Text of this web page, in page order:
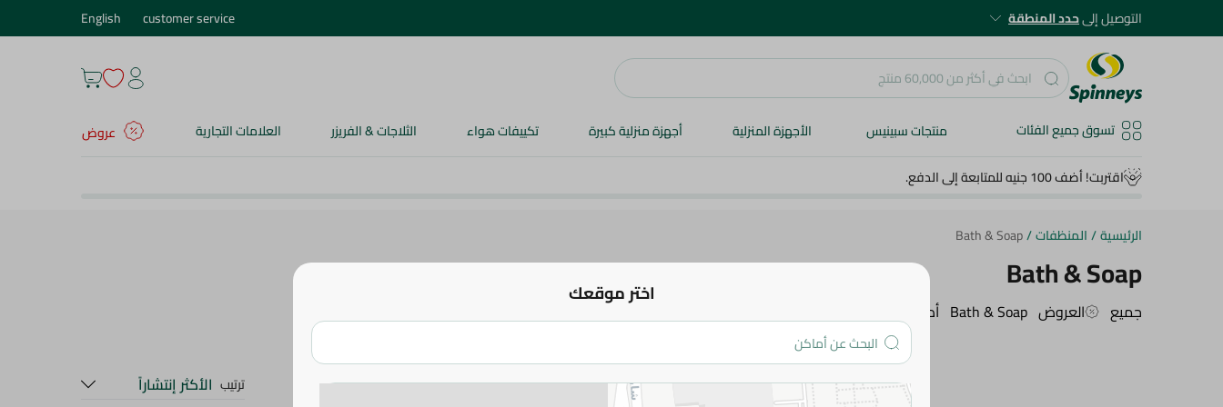
التوصيل إلىحدد المنطقة customer service
English
تسوق جميع الفئات منتجات سبينيس الأجهزة المنزلية أجهزة منزلية كبيرة تكييفات هواء الثلاجات & الفريزر العلامات التجارية
عروض
اقتربت! أضف 100 جنيه للمتابعة إلى الدفع.
الرئيسية/المنظفات/
Bath & Soap
Bath & Soap
جميع العروض Bath & Soap أدوات التنظييف منتجات غسيل الأطباق
ترتيب الأكثر إنتشاراً
اختر موقعك